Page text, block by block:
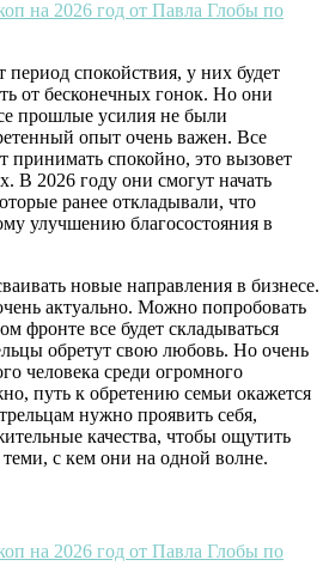
период спокойствия, у них будет
от бесконечных гонок. Но они
прошлые усилия не были
опыт очень важен. Все
принимать спокойно, это вызовет
В 2026 году они смогут начать
ранее откладывали, что
улучшению благосостояния в
новые направления в бизнесе.
актуально. Можно попробовать
фронте все будет складываться
обретут свою любовь. Но очень
человека среди огромного
путь к обретению семьи окажется
нужно проявить себя,
качества, чтобы ощутить
с кем они на одной волне.